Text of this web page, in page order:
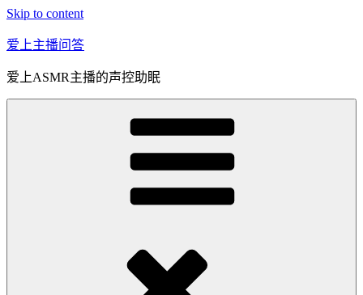
Skip to content
爱上主播问答
爱上ASMR主播的声控助眠